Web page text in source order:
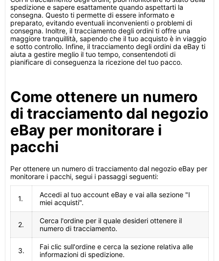
spedizione e sapere esattamente quando aspettarti la
consegna. Questo ti permette di essere informato e
preparato, evitando eventuali inconvenienti o problemi di
consegna. Inoltre, il tracciamento degli ordini ti offre una
maggiore tranquillità, sapendo che il tuo acquisto è in viaggio
e sotto controllo. Infine, il tracciamento degli ordini da eBay ti
aiuta a gestire meglio il tuo tempo, consentendoti di
pianificare di conseguenza la ricezione del tuo pacco.
Come ottenere un numero
di tracciamento dal negozio
eBay per monitorare i
pacchi
Per ottenere un numero di tracciamento dal negozio eBay per
monitorare i pacchi, segui i passaggi seguenti:
1.
Accedi al tuo account eBay e vai alla sezione "I
miei acquisti".
2.
Cerca l'ordine per il quale desideri ottenere il
numero di tracciamento.
3.
Fai clic sull'ordine e cerca la sezione relativa alle
informazioni di spedizione.